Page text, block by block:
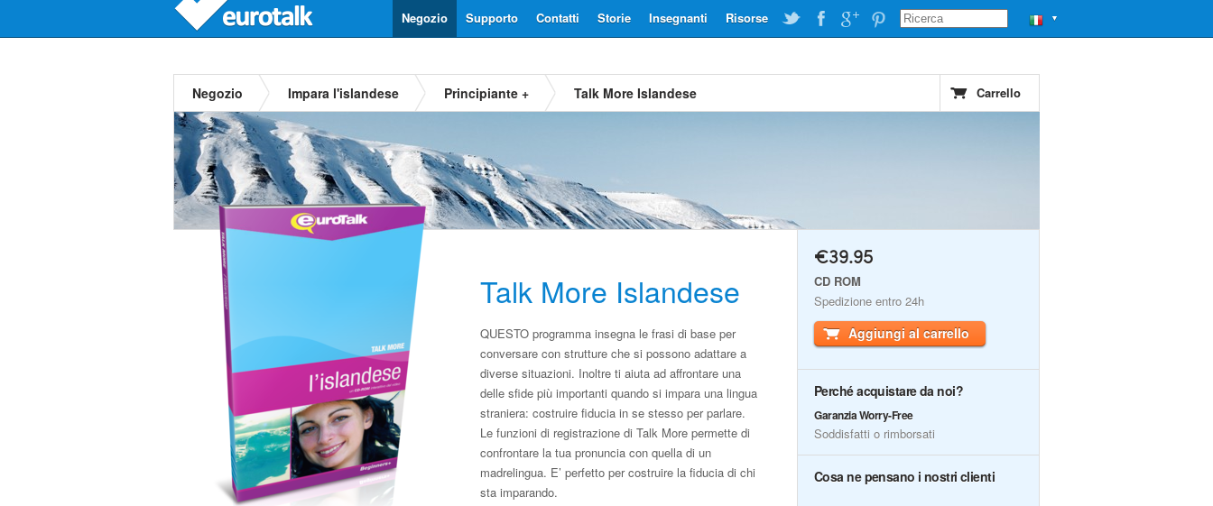
▼
Risorse
Insegnanti
Storie
Contatti
Supporto
Negozio
Negozio Impara l'islandese Principiante + Talk More Islandese Carrello
Talk More Islandese
QUESTO programma insegna le frasi di base per
conversare con strutture che si possono adattare a
diverse situazioni. Inoltre ti aiuta ad affrontare una
delle sfide più importanti quando si impara una lingua
straniera: costruire fiducia in se stesso per parlare.
Le funzioni di registrazione di Talk More permette di
confrontare la tua pronuncia con quella di un
madrelingua. E’ perfetto per costruire la fiducia di chi
sta imparando.
€39.95
CD ROM
Spedizione entro 24h
Aggiungi al carrello
Perché acquistare da noi?
Garanzia Worry-Free
Soddisfatti o rimborsati
Cosa ne pensano i nostri clienti